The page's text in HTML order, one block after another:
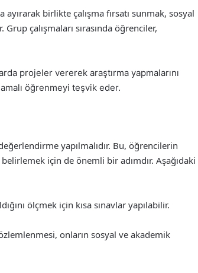
birlikte çalışma fırsatı sunmak, sosyal
çalışmaları sırasında öğrenciler,
projeler vererek araştırma yapmalarını
öğrenmeyi teşvik eder.
yapılmalıdır. Bu, öğrencilerin
için de önemli bir adımdır. Aşağıdaki
ölçmek için kısa sınavlar yapılabilir.
onların sosyal ve akademik